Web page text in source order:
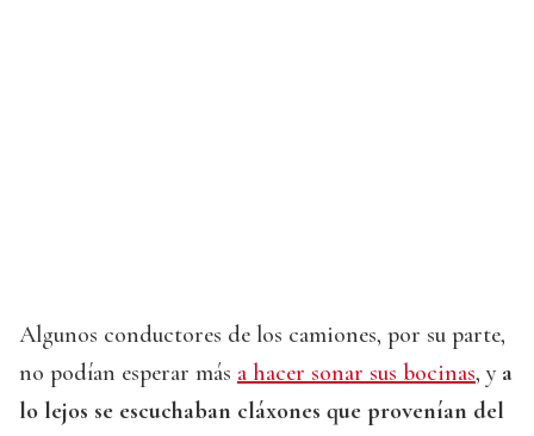
Algunos conductores de los camiones, por su parte,
no podían esperar más a hacer sonar sus bocinas, y a
lo lejos se escuchaban cláxones que provenían del